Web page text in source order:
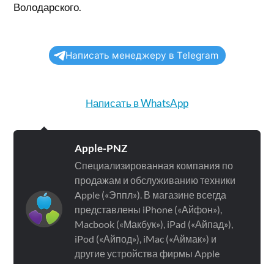
Володарского.
Написать менеджеру в Telegram
Написать в WhatsApp
Apple-PNZ
Специализированная компания по
продажам и обслуживанию техники
Apple («Эппл»). В магазине всегда
представлены iPhone («Айфон»),
Macbook («Макбук»), iPad («Айпад»),
iPod («Айпод»), iMac («Аймак») и
другие устройства фирмы Apple